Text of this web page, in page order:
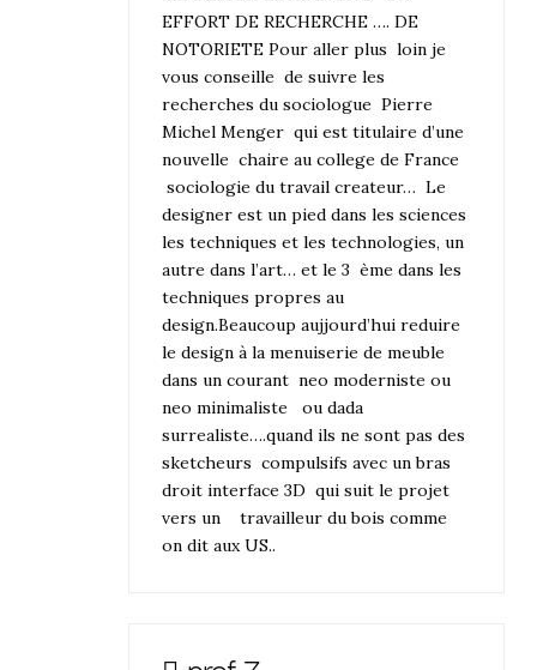
EFFORT DE RECHERCHE …. DE
NOTORIETE Pour aller plus loin je
vous conseille de suivre les
recherches du sociologue Pierre
Michel Menger qui est titulaire d’une
nouvelle chaire au college de France
sociologie du travail createur… Le
designer est un pied dans les sciences
les techniques et les technologies, un
autre dans l’art… et le 3 ème dans les
techniques propres au
design.Beaucoup aujjourd’hui reduire
le design à la menuiserie de meuble
dans un courant neo moderniste ou
neo minimaliste ou dada
surrealiste….quand ils ne sont pas des
sketcheurs compulsifs avec un bras
droit interface 3D qui suit le projet
vers un travailleur du bois comme
on dit aux US..